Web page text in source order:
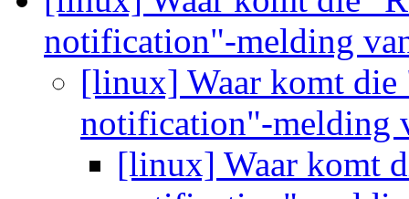
notification"-melding
[linux] Waar komt die
notification"-melding
[linux] Waar komt